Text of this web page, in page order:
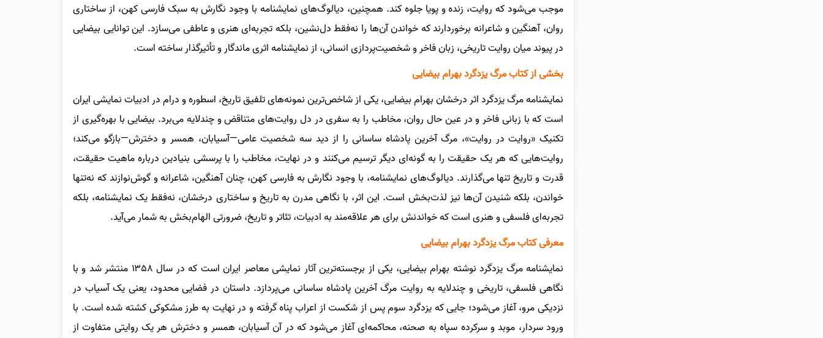
موجب می‌شود که روایت، زنده و پویا جلوه کند. همچنین، دیالوگ‌های نمایشنامه با وجود نگارش به سبک فارسی کهن، از ساختاری
روان، آهنگین و شاعرانه برخوردارند که خواندن آن‌ها را نه‌فقط دل‌نشین، بلکه تجربه‌ای هنری و عاطفی می‌سازد. این توانایی بیضایی
در پیوند میان روایت تاریخی، زبان فاخر و شخصیت‌پردازی انسانی، از نمایشنامه اثری ماندگار و تأثیرگذار ساخته است.
بخشی از کتاب مرگ یزدگرد بهرام بیضایی
نمایشنامه مرگ یزدگرد اثر درخشان بهرام بیضایی، یکی از شاخص‌ترین نمونه‌های تلفیق تاریخ، اسطوره و درام در ادبیات نمایشی ایران
است که با زبانی فاخر و در عین حال روان، مخاطب را به سفری در دل روایت‌های متناقض و چندلایه می‌برد. بیضایی با بهره‌گیری از
تکنیک «روایت در روایت»، مرگ آخرین پادشاه ساسانی را از دید سه شخصیت عامی—آسیابان، همسر و دخترش—بازگو می‌کند؛
روایت‌هایی که هر یک حقیقت را به گونه‌ای دیگر ترسیم می‌کنند و در نهایت، مخاطب را با پرسشی بنیادین درباره ماهیت حقیقت،
قدرت و تاریخ تنها می‌گذارند. دیالوگ‌های نمایشنامه، با وجود نگارش به فارسی کهن، چنان آهنگین، شاعرانه و گوش‌نوازند که نه‌تنها
خواندن، بلکه شنیدن آن‌ها نیز لذت‌بخش است. این اثر، با نگاهی مدرن به تاریخ و ساختاری درخشان، نه‌فقط یک نمایشنامه، بلکه
تجربه‌ای فلسفی و هنری است که خواندنش برای هر علاقه‌مند به ادبیات، تئاتر و تاریخ، ضرورتی الهام‌بخش به شمار می‌آید.
معرفی کتاب مرگ یزدگرد بهرام بیضایی
نمایشنامه مرگ یزدگرد نوشته بهرام بیضایی، یکی از برجسته‌ترین آثار نمایشی معاصر ایران است که در سال ۱۳۵۸ منتشر شد و با
نگاهی فلسفی، تاریخی و چندلایه به روایت مرگ آخرین پادشاه ساسانی می‌پردازد. داستان در فضایی محدود، یعنی یک آسیاب در
نزدیکی مرو، آغاز می‌شود؛ جایی که یزدگرد سوم پس از شکست از اعراب پناه گرفته و در نهایت به طرز مشکوکی کشته شده است. با
ورود سردار، موبد و سرکرده سپاه به صحنه، محاکمه‌ای آغاز می‌شود که در آن آسیابان، همسر و دخترش هر یک روایتی متفاوت از